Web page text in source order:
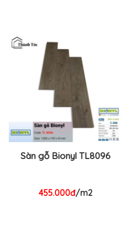
Sàn gỗ Bionyl TL8096
455.000đ/m2